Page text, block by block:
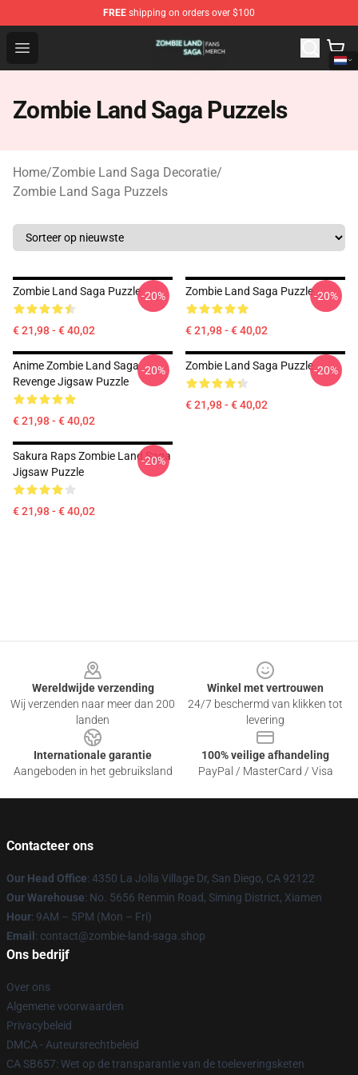
FREE shipping on orders over $100
Open menu
Zombie Land Saga Shop - Official Zombie Land Saga
Zombie Land Saga Puzzels
Home/Zombie Land Saga Decoratie/
Zombie Land Saga Puzzels
Zombie Land Saga Puzzle
€ 21,98 - € 40,02
-20% Zombie Land Saga Puzzle
€ 21,98 - € 40,02
-20%
Anime Zombie Land Saga
Revenge Jigsaw Puzzle
€ 21,98 - € 40,02
-20% Zombie Land Saga Puzzle
€ 21,98 - € 40,02
-20%
Sakura Raps Zombie Land Saga
Jigsaw Puzzle
€ 21,98 - € 40,02
-20%
Wereldwijde verzending
Wij verzenden naar meer dan 200
landen
Winkel met vertrouwen
24/7 beschermd van klikken tot
levering
Internationale garantie
Aangeboden in het gebruiksland
100% veilige afhandeling
PayPal / MasterCard / Visa
Contacteer ons
Our Head Office: 4350 La Jolla Village Dr, San Diego, CA 92122
Our Warehouse: No. 5656 Renmin Road, Siming District, Xiamen
Hour: 9AM – 5PM (Mon – Fri)
Email : contact@zombie-land-saga.shop
Ons bedrijf
Over ons
Algemene voorwaarden
Privacybeleid
DMCA - Auteursrechtbeleid
CA SB657: Wet op de transparantie van de toeleveringsketen